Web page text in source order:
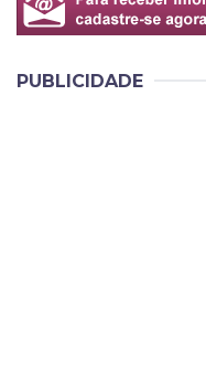
PUBLICIDADE